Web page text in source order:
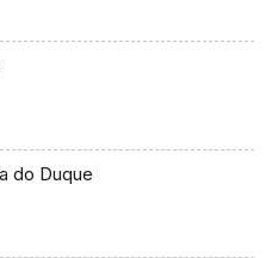
do Duque